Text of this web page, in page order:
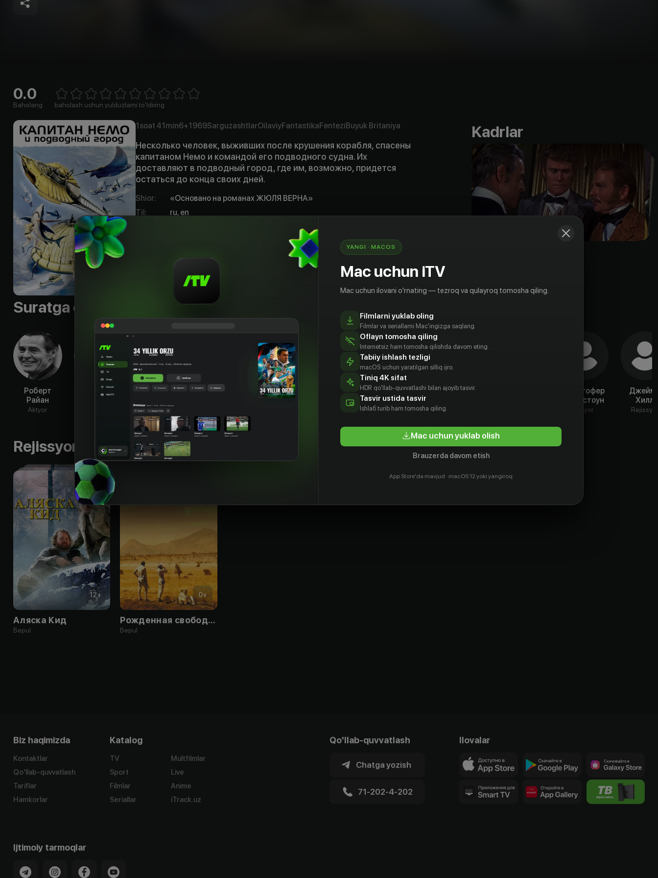
0.0
Baholang 1 Star2 Stars3 Stars4 Stars5 Stars6 Stars7 Stars8 Stars
baholash uchun yulduzlarni to'ldiring
1soat 41min6+1969SarguzashtlarOilaviyFantastikaFenteziBuyuk Britaniya
Несколько человек, выживших после крушения корабля, спасены
капитаном Немо и командой его подводного судна. Их
доставляют в подводный город, где им, возможно, придется
остаться до конца своих дней.
Shior:
«Основано на романах ЖЮЛЯ ВЕРНА»
Til:
ru, en
Kadrlar
Suratga olish guruhi
Роберт
Райан
Aktyor
Чак Коннорс
Нанетт
Aktyor
Лучана
Джон
Тернер
Фрейзер
Кеннет
Коннор
Aktyor
Аллан
Кристофер
Хартстоун
Aktyor
Хилл
Rejissyor
Rejissyorning boshqa ishlari
12+
Аляска Кид
Bepul
0+
Рожденная свободной
Bepul
Biz haqimizda
Kontaktlar
Qo'llab-quvvatlash
Tariflar
Hamkorlar
Katalog
TV
Sport
Filmlar
Seriallar
Multfilmlar
Live
Anime
iTrack.uz
Qo'llab-quvvatlash
Chatga yozish
71-202-4-202
Ilovalar
Ijtimoiy tarmoqlar
YANGI · MACOS
Mac uchun iTV
Mac uchun ilovani o'rnating — tezroq va qulayroq tomosha qiling.
Filmlarni yuklab oling
Filmlar va seriallarni Mac'ingizga saqlang.
Oflayn tomosha qiling
Internetsiz ham tomosha qilishda davom eting.
Tabiiy ishlash tezligi
macOS uchun yaratilgan silliq ijro.
Tiniq 4K sifat
HDR qo'llab-quvvatlashi bilan ajoyib tasvir.
Tasvir ustida tasvir
Ishlаб turib ham tomosha qiling.
Mac uchun yuklab olish
Brauzerda davom etish
App Store'da mavjud · macOS 12 yoki yangiroq